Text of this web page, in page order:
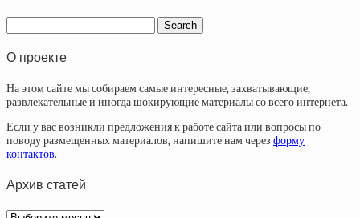
О проекте
На этом сайте мы собираем самые интересные, захватывающие,
развлекательные и иногда шокирующие материалы со всего интернета.
Если у вас возникли предложения к работе сайта или вопросы по
поводу размещенных материалов, напишите нам через форму
контактов.
Архив статей